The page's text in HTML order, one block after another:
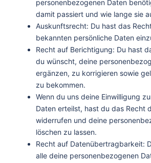
personenbezogenen Daten
damit passiert und wie lange sie
Auskunftsrecht: Du hast das
bekannten persönliche Daten
Recht auf Berichtigung: Du hast
du wünscht, deine
ergänzen, zu korrigieren sowie
zu bekommen.
Wenn du uns deine Einwilligung
Daten erteilst, hast du das Recht
widerrufen und deine
löschen zu lassen.
Recht auf Datenübertragbarkeit:
alle deine personenbezogenen